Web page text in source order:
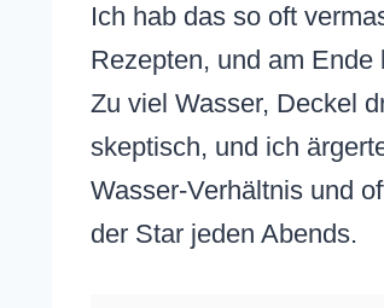
Ich hab das so oft
Rezepten, und am
Zu viel Wasser, Deckel
skeptisch, und ich
Wasser-Verhältnis und
der Star jeden Abends.